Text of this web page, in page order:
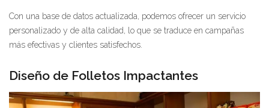
Con una base de datos actualizada, podemos ofrecer un servicio
personalizado y de alta calidad, lo que se traduce en campañas
más efectivas y clientes satisfechos.
Diseño de Folletos Impactantes